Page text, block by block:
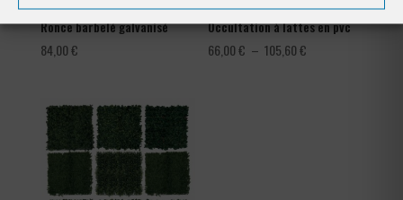
Ronce barbelé galvanisé
84,00€
Occultation à lattes en pvc
66,00€ – 105,60€